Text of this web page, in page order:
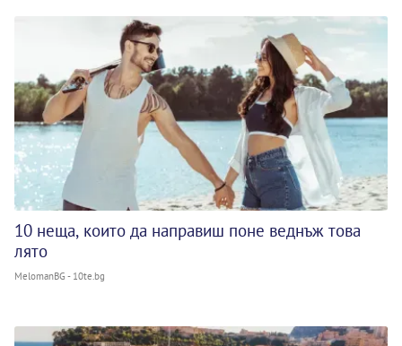
10 неща, които да направиш поне веднъж това
лято
MelomanBG - 10te.bg